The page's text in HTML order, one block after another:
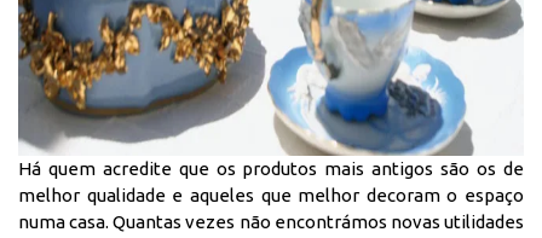
Há quem acredite que os produtos mais antigos são os de
melhor qualidade e aqueles que melhor decoram o espaço
numa casa. Quantas vezes não encontrámos novas utilidades